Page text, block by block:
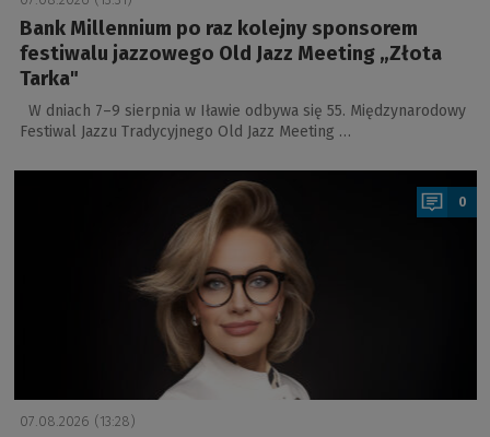
Bank Millennium po raz kolejny sponsorem
festiwalu jazzowego Old Jazz Meeting „Złota
Tarka"
W dniach 7–9 sierpnia w Iławie odbywa się 55. Międzynarodowy
Festiwal Jazzu Tradycyjnego Old Jazz Meeting …
a
0
07.08.2026 (13:28)